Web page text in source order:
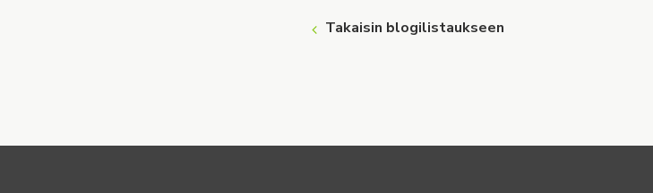
Takaisin blogilistaukseen